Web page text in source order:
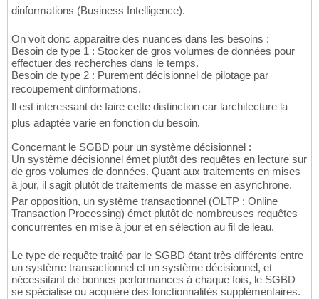
dinformations (Business Intelligence).
On voit donc apparaitre des nuances dans les besoins :
Besoin de type 1 : Stocker de gros volumes de données pour
effectuer des recherches dans le temps.
Besoin de type 2 : Purement décisionnel de pilotage par
recoupement dinformations.
Il est interessant de faire cette distinction car larchitecture la
plus adaptée varie en fonction du besoin.
Concernant le SGBD pour un système décisionnel :
Un système décisionnel émet plutôt des requêtes en lecture sur
de gros volumes de données. Quant aux traitements en mises
à jour, il sagit plutôt de traitements de masse en asynchrone.
Par opposition, un système transactionnel (OLTP : Online
Transaction Processing) émet plutôt de nombreuses requêtes
concurrentes en mise à jour et en sélection au fil de leau.
Le type de requête traité par le SGBD étant très différents entre
un système transactionnel et un système décisionnel, et
nécessitant de bonnes performances à chaque fois, le SGBD
se spécialise ou acquière des fonctionnalités supplémentaires.